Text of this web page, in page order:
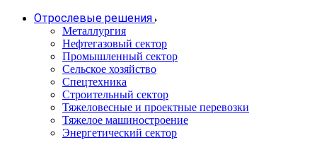
Отрослевые решения
Металлургия
Нефтегазовый сектор
Промышленный сектор
Сельское хозяйство
Спецтехника
Строительный сектор
Тяжеловесные и проектные перевозки
Тяжелое машиностроение
Энергетический сектор